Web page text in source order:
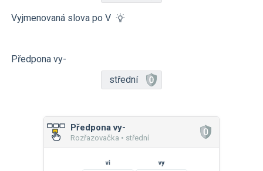
Vyjmenovaná slova po V
Předpona vy-
střední
Předpona vy-
Rozřazovačka • střední